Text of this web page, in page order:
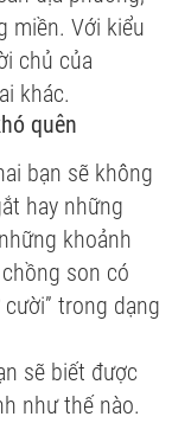
miền. Với kiểu
chủ của
khác.
quên
bạn sẽ không
hay những
khoảnh
son có
trong dạng
sẽ biết được
như thế nào.